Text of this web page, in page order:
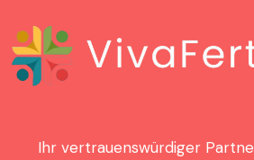
Ihr vertrauenswürdiger